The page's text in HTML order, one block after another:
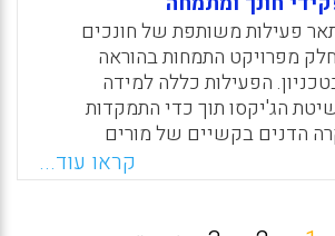
ובאוניברסיטאות ( שוובסקי, נ'
א' ) .
Email
X
פעילות משותפת של חונכים
מפרויקט התמחות בהוראה
הפעילות כללה למידה
הג'יקסו תוך כדי התמקדות
הדנים בקשיים של מורים
ההוראה הראשונה בבית הספר.
הייתה לעודד את המשתתפים
קראו עוד...